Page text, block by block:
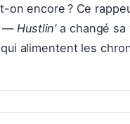
on encore ? Ce
— Hustlin’a changé sa
alimentent les